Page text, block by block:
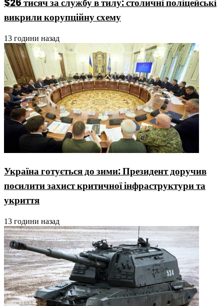
$26 тисяч за службу в тилу: столичні поліцейські
викрили корупційну схему
13 години назад
Україна готується до зими: Президент доручив
посилити захист критичної інфраструктури та
укриття
13 години назад